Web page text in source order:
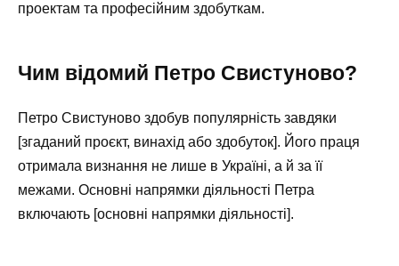
проектам та професійним здобуткам.
Чим відомий Петро Свистуново?
Петро Свистуново здобув популярність завдяки
[згаданий проєкт, винахід або здобуток]. Його праця
отримала визнання не лише в Україні, а й за її
межами. Основні напрямки діяльності Петра
включають [основні напрямки діяльності].